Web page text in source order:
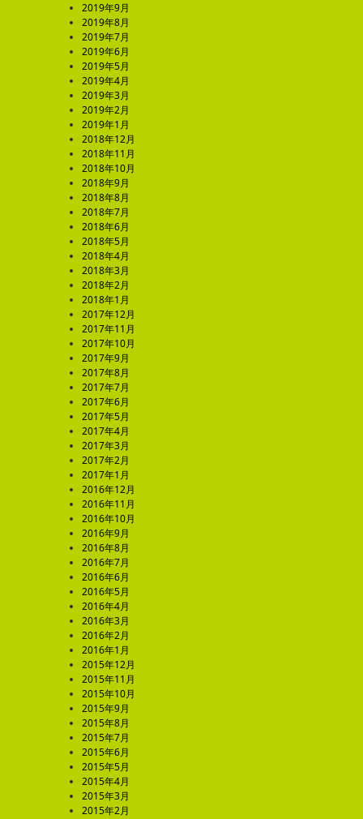
2019年9月
2019年8月
2019年7月
2019年6月
2019年5月
2019年4月
2019年3月
2019年2月
2019年1月
2018年12月
2018年11月
2018年10月
2018年9月
2018年8月
2018年7月
2018年6月
2018年5月
2018年4月
2018年3月
2018年2月
2018年1月
2017年12月
2017年11月
2017年10月
2017年9月
2017年8月
2017年7月
2017年6月
2017年5月
2017年4月
2017年3月
2017年2月
2017年1月
2016年12月
2016年11月
2016年10月
2016年9月
2016年8月
2016年7月
2016年6月
2016年5月
2016年4月
2016年3月
2016年2月
2016年1月
2015年12月
2015年11月
2015年10月
2015年9月
2015年8月
2015年7月
2015年6月
2015年5月
2015年4月
2015年3月
2015年2月